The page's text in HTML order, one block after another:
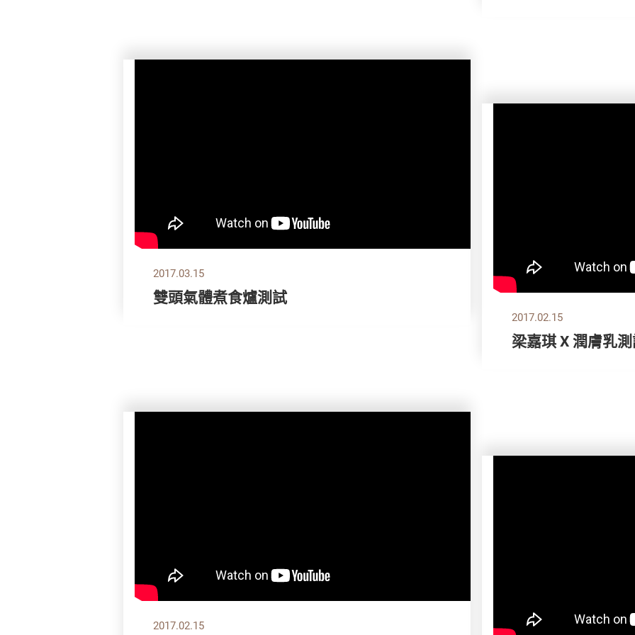
2017.03.15
雙頭氣體煮食爐測試
2017.02.15
梁嘉琪 X 潤膚乳
2017.02.15